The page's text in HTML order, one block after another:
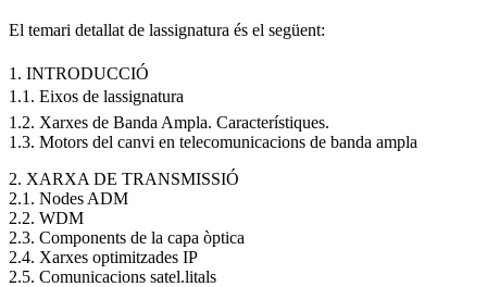
El temari detallat de lassignatura és el següent:
1. INTRODUCCIÓ
1.1. Eixos de lassignatura
1.2. Xarxes de Banda Ampla. Característiques.
1.3. Motors del canvi en telecomunicacions de banda ampla
2. XARXA DE TRANSMISSIÓ
2.1. Nodes ADM
2.2. WDM
2.3. Components de la capa òptica
2.4. Xarxes optimitzades IP
2.5. Comunicacions satel.litals